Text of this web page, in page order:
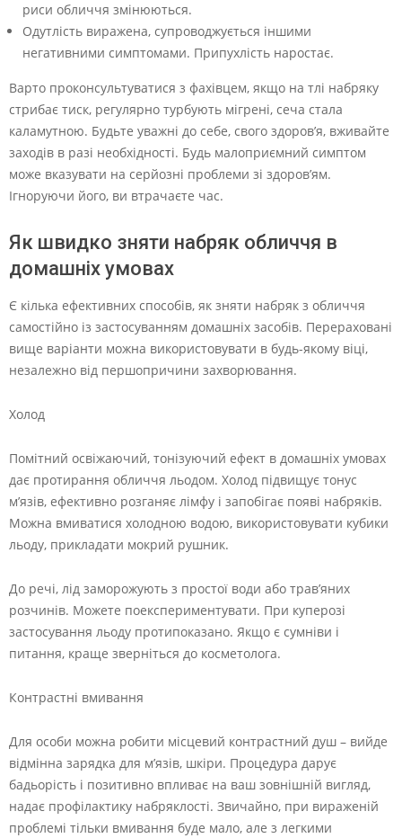
риси обличчя змінюються.
Одутлість виражена, супроводжується іншими
негативними симптомами. Припухлість наростає.
Варто проконсультуватися з фахівцем, якщо на тлі набряку
стрибає тиск, регулярно турбують мігрені, сеча стала
каламутною. Будьте уважні до себе, свого здоров’я, вживайте
заходів в разі необхідності. Будь малоприємний симптом
може вказувати на серйозні проблеми зі здоров’ям.
Ігноруючи його, ви втрачаєте час.
Як швидко зняти набряк обличчя в
домашніх умовах
Є кілька ефективних способів, як зняти набряк з обличчя
самостійно із застосуванням домашніх засобів. Перераховані
вище варіанти можна використовувати в будь-якому віці,
незалежно від першопричини захворювання.
Холод
Помітний освіжаючий, тонізуючий ефект в домашніх умовах
дає протирання обличчя льодом. Холод підвищує тонус
м’язів, ефективно розганяє лімфу і запобігає появі набряків.
Можна вмиватися холодною водою, використовувати кубики
льоду, прикладати мокрий рушник.
До речі, лід заморожують з простої води або трав’яних
розчинів. Можете поекспериментувати. При куперозі
застосування льоду протипоказано. Якщо є сумніви і
питання, краще зверніться до косметолога.
Контрастні вмивання
Для особи можна робити місцевий контрастний душ – вийде
відмінна зарядка для м’язів, шкіри. Процедура дарує
бадьорість і позитивно впливає на ваш зовнішній вигляд,
надає профілактику набряклості. Звичайно, при вираженій
проблемі тільки вмивання буде мало, але з легкими